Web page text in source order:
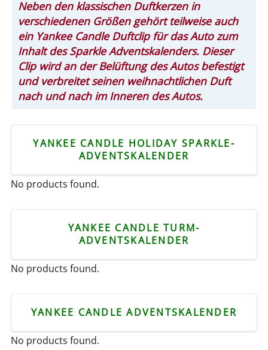
Neben den klassischen Duftkerzen in
verschiedenen Größen gehört teilweise auch
ein Yankee Candle Duftclip für das Auto zum
Inhalt des Sparkle Adventskalenders. Dieser
Clip wird an der Belüftung des Autos befestigt
und verbreitet seinen weihnachtlichen Duft
nach und nach im Inneren des Autos.
YANKEE CANDLE HOLIDAY SPARKLE-
ADVENTSKALENDER
No products found.
YANKEE CANDLE TURM-
ADVENTSKALENDER
No products found.
YANKEE CANDLE ADVENTSKALENDER
No products found.